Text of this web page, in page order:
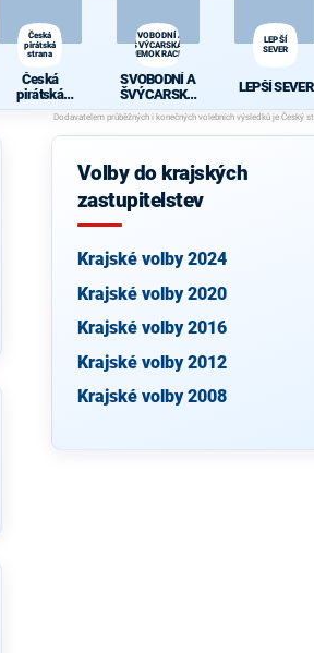
Česká
pirátská
strana
Česká
pirátská
strana
SVOBODNÍ A
ŠVÝCARSKÁ
DEMOKRACIE
SVOBODNÍ A
ŠVÝCARSKÁ
DEMOKRACIE
LEPŠÍ
SEVER
LEPŠÍ SEVER
Volby do krajských
zastupitelstev
Krajské volby 2024
Krajské volby 2020
Krajské volby 2016
Krajské volby 2012
Krajské volby 2008